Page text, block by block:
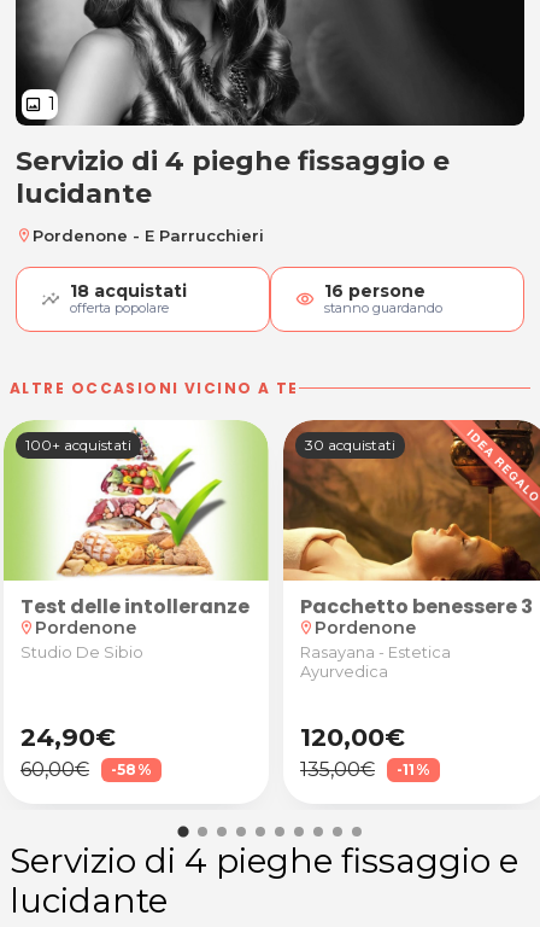
image 1
Servizio di 4 pieghe fissaggio e
Servizio di 4 pieghe fissaggio e
lucidante
location_on Pordenone - E Parrucchieri
18 acquistati
offerta popolare visibility 16 persone
stanno guardando
ALTRE OCCASIONI VICINO A TE
idratante da Elisa Perez Arte Capelli a
anamnesi, valutazione degli obiettivi e test
100+ acquistati
Test delle intolleranze alimentari
location_on Pordenone
Studio De Sibio
24,90€
60,00€ -58%
30 acquistati
Pacchetto benessere
location_on Pordenone
Rasayana - Estetica
Ayurvedica
120,00€
135,00€ -11%
Servizio di 4 pieghe fissaggio e
lucidante